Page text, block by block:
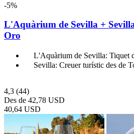
-5%
L'Aquàrium de Sevilla +
Oro
L'Aquàrium de Sevilla: Tiquet
Sevilla: Creuer turístic des de
4,3 (44)
Des de 42,78 USD
40,64 USD